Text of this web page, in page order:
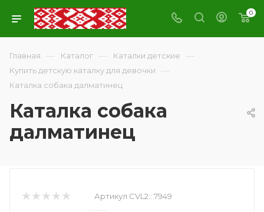
0
Главная — Каталог — Каталки детские —
Купить детскую каталку для девочки —
Каталка собака далматинец
Каталка собака
далматинец
Артикул CVL2:: 7949